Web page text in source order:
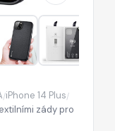
/iPhone 14 Plus/
zády pro